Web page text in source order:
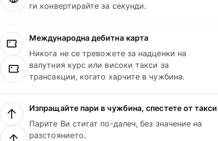
ги конвертирайте за секунди.
Международна дебитна карта
Никога не се тревожете за надценки на
валутния курс или високи такси за
трансакции, когато харчите в чужбина.
Изпращайте пари в чужбина, спестете от такси
Парите Ви стигат по-далеч, без значение на
разстоянието.